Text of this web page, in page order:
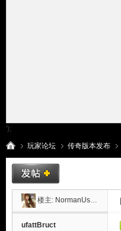
');
玩家论坛
›
传奇版本发布
楼主: NormanUsave
ufattBruct